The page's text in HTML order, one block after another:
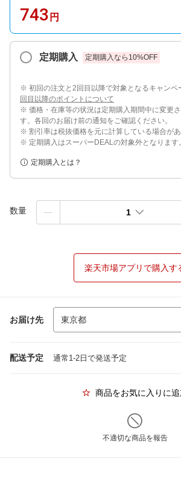
743 円
定期購入 定期購入なら 10%OFF
※ 初回の注文と2回目以降で対象となるキャンペ
回目以降のポイントについて
※ 価格・在庫等の状況は定期購入期間中に変更
す。各回のお届け前の通知をご確認ください。
※ 割引率は税抜価格を元に計算している場合があ
※ 定期購入はスーパーDEALの対象外となります。
定期購入とは？
数量 1
楽天市場アプリで購入す
お届け先
配送予定 通常1-2日で発送予定
商品をお気に入りに追
不適切な商品を報告